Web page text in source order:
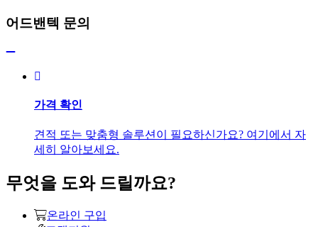
어드밴텍 문의
가격 확인
견적 또는 맞춤형 솔루션이 필요하신가요? 여기에서 자
세히 알아보세요.
무엇을 도와 드릴까요?
온라인 구입